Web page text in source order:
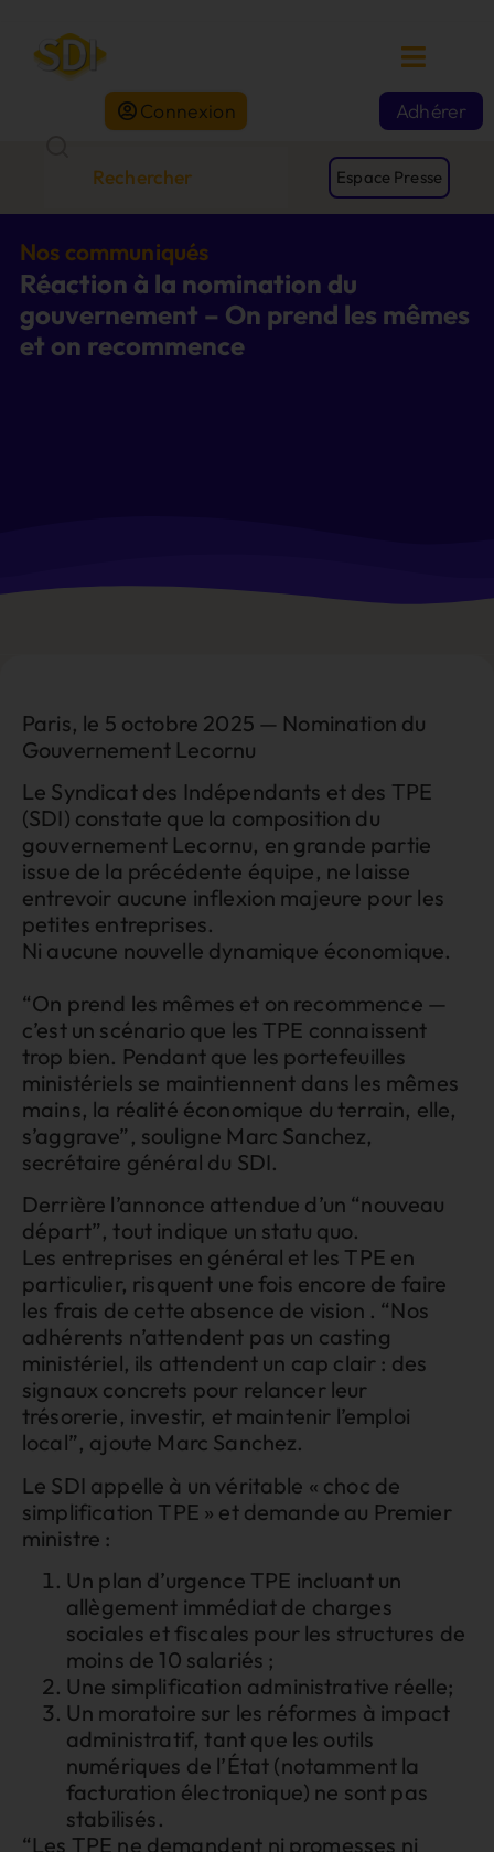
Connexion Adhérer
Espace Presse
Nos communiqués
Réaction à la nomination du
gouvernement – On prend les mêmes
et on recommence
Paris, le 5 octobre 2025 — Nomination du
Gouvernement Lecornu
Le Syndicat des Indépendants et des TPE
(SDI) constate que la composition du
gouvernement Lecornu, en grande partie
issue de la précédente équipe, ne laisse
entrevoir aucune inflexion majeure pour les
petites entreprises.
Ni aucune nouvelle dynamique économique.
“On prend les mêmes et on recommence —
c’est un scénario que les TPE connaissent
trop bien. Pendant que les portefeuilles
ministériels se maintiennent dans les mêmes
mains, la réalité économique du terrain, elle,
s’aggrave”, souligne Marc Sanchez,
secrétaire général du SDI.
Derrière l’annonce attendue d’un “nouveau
départ”, tout indique un statu quo.
Les entreprises en général et les TPE en
particulier, risquent une fois encore de faire
les frais de cette absence de vision . “Nos
adhérents n’attendent pas un casting
ministériel, ils attendent un cap clair : des
signaux concrets pour relancer leur
trésorerie, investir, et maintenir l’emploi
local”, ajoute Marc Sanchez.
Le SDI appelle à un véritable « choc de
simplification TPE » et demande au Premier
ministre :
Un plan d’urgence TPE incluant un
allègement immédiat de charges
sociales et fiscales pour les structures de
moins de 10 salariés ;
Une simplification administrative réelle;
Un moratoire sur les réformes à impact
administratif, tant que les outils
numériques de l’État (notamment la
facturation électronique) ne sont pas
stabilisés.
“Les TPE ne demandent ni promesses ni